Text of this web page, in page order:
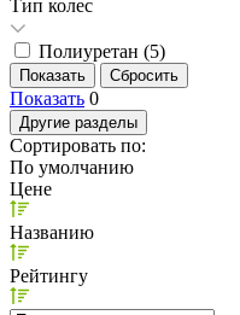
Тип колес
Полиуретан (5)
Показать 0
Другие разделы
Сортировать по:
По умолчанию
Цене
Названию
Рейтингу